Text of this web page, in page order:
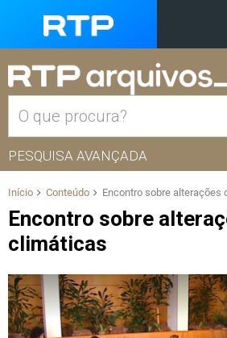
PESQUISA AVANÇADA
Início Conteúdo Encontro sobre alterações
Encontro sobre
climáticas